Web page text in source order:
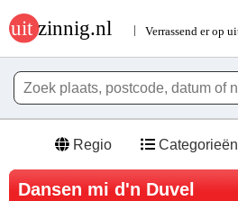
Regio Categorieën
Dansen mi d'n Duvel